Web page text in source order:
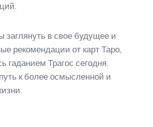
заглянуть в свое будущее и
рекомендации от карт Таро,
гаданием Трагос сегодня.
к более осмысленной и